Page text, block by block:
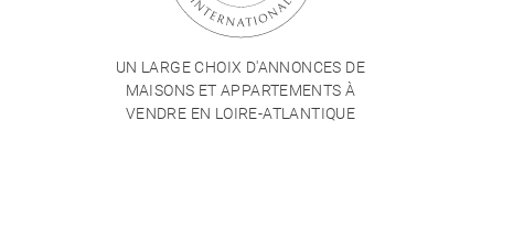
UN LARGE CHOIX D'ANNONCES DE
MAISONS ET APPARTEMENTS À
VENDRE EN LOIRE-ATLANTIQUE